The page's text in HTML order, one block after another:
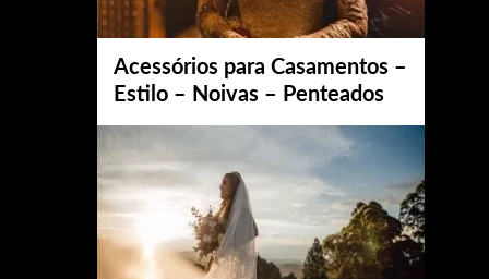
Acessórios para Casamentos –
Estilo – Noivas – Penteados